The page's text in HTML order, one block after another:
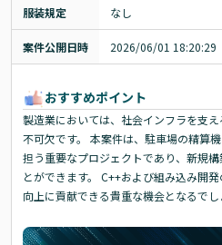
服装規定 なし
案件公開日時 2026/06/01 18:20:29
おすすめポイント
製造業においては、社会インフラを支
不可欠です。 本案件は、駐車場の精算
担う重要なプロジェクトであり、新規
とができます。 C++および組み込み開
向上に貢献できる貴重な機会となるでし